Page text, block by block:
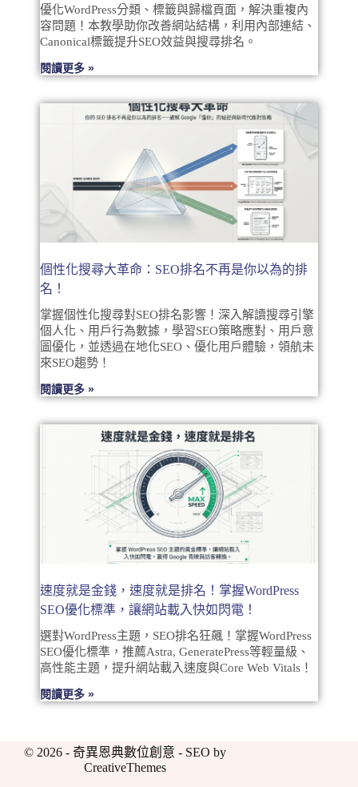
優化WordPress分類、標籤與歸檔頁面，解決重複內
容問題！本教學助你改善網站結構，利用內部連結、
Canonical標籤提升SEO效益與搜尋排名。
閱讀更多 »
個性化搜尋大革命：SEO排名不再是你以為的排
名！
掌握個性化搜尋對SEO排名影響！深入解讀搜尋引擎
個人化、用戶行為數據，學習SEO策略應對、用戶意
圖優化，並透過在地化SEO、優化用戶體驗，領航未
來SEO趨勢！
閱讀更多 »
速度就是金錢，速度就是排名！掌握WordPress
SEO優化標準，讓網站載入快如閃電！
選對WordPress主題，SEO排名狂飆！掌握WordPress
SEO優化標準，推薦Astra, GeneratePress等輕量級、
高性能主題，提升網站載入速度與Core Web Vitals！
閱讀更多 »
© 2026 - 奇異恩典數位創意 - SEO by
CreativeThemes